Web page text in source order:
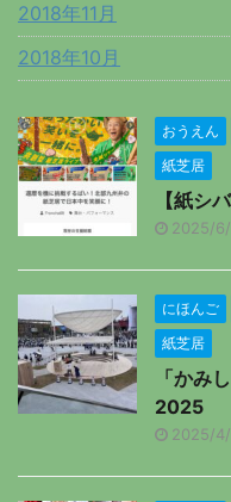
2018年11月
2018年10月
おうえん
紙芝居
【紙シ
2025/
にほんご
紙芝居
「かみ
2025
2025/